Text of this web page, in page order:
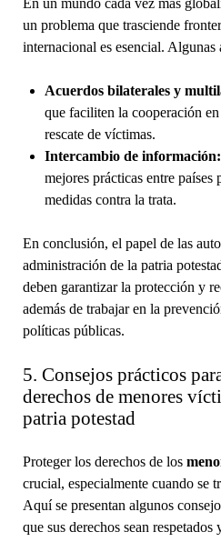
un problema que trasciende
internacional es esencial. Algunas
Acuerdos bilaterales y
que faciliten la cooperación
rescate de víctimas.
Intercambio de información:
mejores prácticas entre países
medidas contra la trata.
En conclusión, el papel de las
administración de la patria
deben garantizar la protección y
además de trabajar en la
políticas públicas.
5. Consejos prácticos
derechos de menores
patria potestad
Proteger los derechos de los
crucial, especialmente cuando se
Aquí se presentan algunos
que sus derechos sean respetados